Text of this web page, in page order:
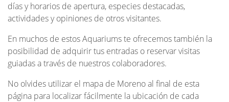
días y horarios de apertura, especies destacadas,
actividades y opiniones de otros visitantes.
En muchos de estos Aquariums te ofrecemos también la
posibilidad de adquirir tus entradas o reservar visitas
guiadas a través de nuestros colaboradores.
No olvides utilizar el mapa de Moreno al final de esta
página para localizar fácilmente la ubicación de cada